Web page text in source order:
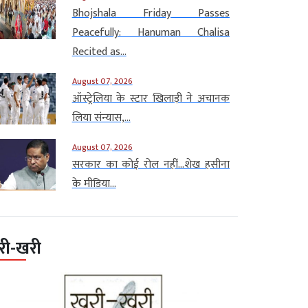
Bhojshala Friday Passes
Peacefully: Hanuman Chalisa
Recited as...
August 07, 2026
ऑस्ट्रेलिया के स्टार खिलाड़ी ने अचानक
लिया संन्यास,...
August 07, 2026
सरकार का कोई रोल नहीं…शेख हसीना
के मीडिया...
खरी